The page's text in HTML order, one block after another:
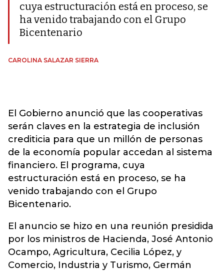
cuya estructuración está en proceso, se
ha venido trabajando con el Grupo
Bicentenario
CAROLINA SALAZAR SIERRA
El Gobierno anunció que las cooperativas
serán claves en la estrategia de inclusión
crediticia para que un millón de personas
de la economía popular accedan al sistema
financiero. El programa, cuya
estructuración está en proceso, se ha
venido trabajando con el Grupo
Bicentenario.
El anuncio se hizo en una reunión presidida
por los ministros de Hacienda, José Antonio
Ocampo, Agricultura, Cecilia López, y
Comercio, Industria y Turismo, Germán